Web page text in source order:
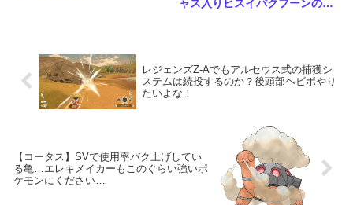
ャス入りヒスイバクフーンの配
レジェンズZ-Aでもアルセウス式の捕獲シ
ステムは続投するのか？後頭部ヘビボやり
たいよな！
【コータス】SVで使用率バク上げしてい
る亀…エレキメイカーもこのぐらい強いポ
ケモンにください…